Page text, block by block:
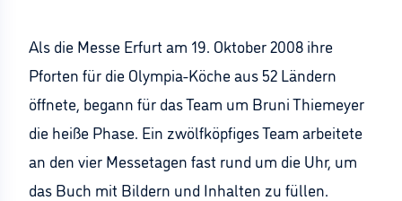
Als die Messe Erfurt am 19. Oktober 2008 ihre
Pforten für die Olympia-Köche aus 52 Ländern
öffnete, begann für das Team um Bruni Thiemeyer
die heiße Phase. Ein zwölfköpfiges Team arbeitete
an den vier Messetagen fast rund um die Uhr, um
das Buch mit Bildern und Inhalten zu füllen.